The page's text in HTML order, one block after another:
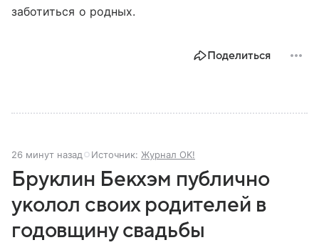
заботиться о родных.
Поделиться
26 минут назад Источник: Журнал OK!
Бруклин Бекхэм публично
уколол своих родителей в
годовщину свадьбы